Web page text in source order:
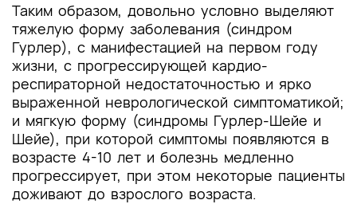
Таким образом, довольно условно выделяют
тяжелую форму заболевания (синдром
Гурлер), с манифестацией на первом году
жизни, с прогрессирующей кардио-
респираторной недостаточностью и ярко
выраженной неврологической симптоматикой;
и мягкую форму (синдромы Гурлер-Шейе и
Шейе), при которой симптомы появляются в
возрасте 4-10 лет и болезнь медленно
прогрессирует, при этом некоторые пациенты
доживают до взрослого возраста.